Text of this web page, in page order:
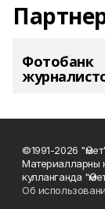
Фотобанк
©1991-2026
Материалларны
кулланганда
Об